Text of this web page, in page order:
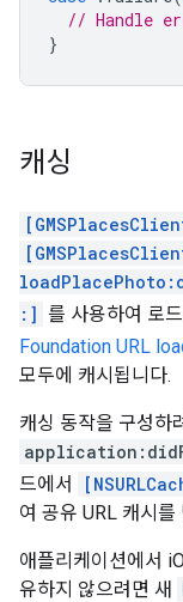
// Handle
}
캐싱
:] 를 사용하여 로
Foundation URL
모두에 캐시됩니다.
캐싱 동작을 구성하
드에서
여 공유 URL 캐시를
애플리케이션에서
유하지 않으려면 새